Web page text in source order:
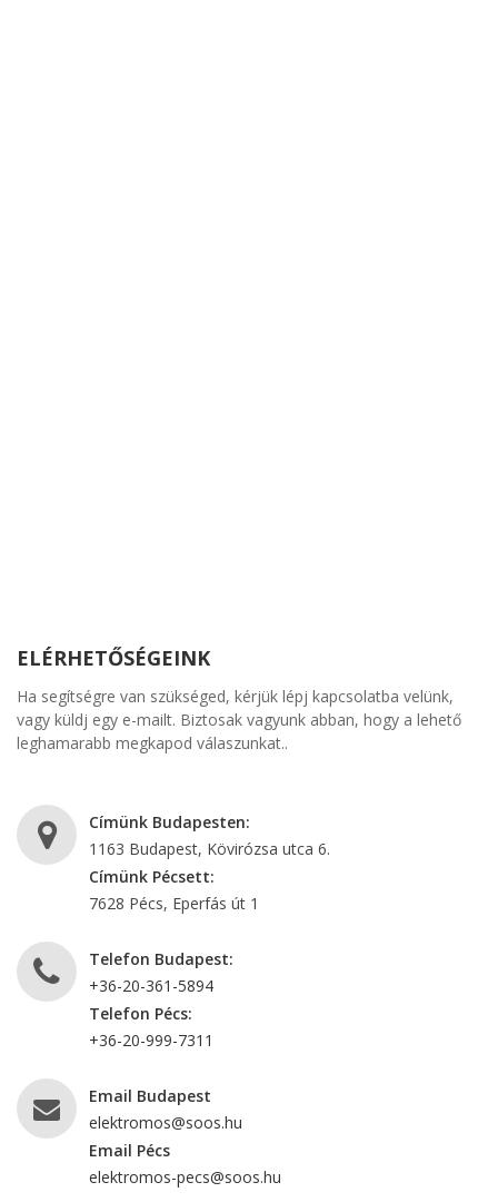
ELÉRHETŐSÉGEINK
Ha segítségre van szükséged, kérjük lépj kapcsolatba velünk,
vagy küldj egy e-mailt. Biztosak vagyunk abban, hogy a lehető
leghamarabb megkapod válaszunkat..
Címünk Budapesten:
1163 Budapest, Kövirózsa utca 6.
Címünk Pécsett:
7628 Pécs, Eperfás út 1
Telefon Budapest:
+36-20-361-5894
Telefon Pécs:
+36-20-999-7311
Email Budapest
elektromos@soos.hu
Email Pécs
elektromos-pecs@soos.hu